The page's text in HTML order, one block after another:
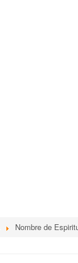
Nombre de